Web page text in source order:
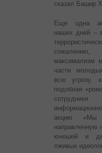
сказал Башир
Еще одна
наших дней –
сожалению,
максимализм
части
всю угрозу,
подобная
сотрудники
акцию «Мы
направленную
юношей и
лживых